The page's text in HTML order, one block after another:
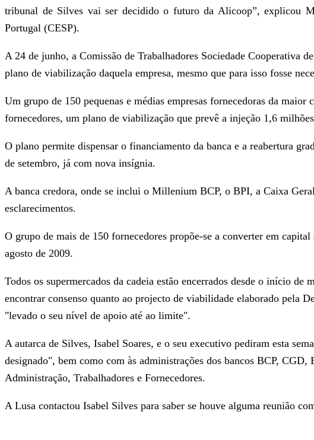
tribunal de Silves vai ser decidido o futuro da Alicoop”, explicou
Portugal (CESP).
A 24 de junho, a Comissão de Trabalhadores Sociedade Cooperativa
plano de viabilização daquela empresa, mesmo que para isso fosse
Um grupo de 150 pequenas e médias empresas fornecedoras da
fornecedores, um plano de viabilização que prevê a injeção 1,6
O plano permite dispensar o financiamento da banca e a reabertura
de setembro, já com nova insígnia.
A banca credora, onde se inclui o Millenium BCP, o BPI, a Caixa
esclarecimentos.
O grupo de mais de 150 fornecedores propõe-se a converter em
agosto de 2009.
Todos os supermercados da cadeia estão encerrados desde o início
encontrar consenso quanto ao projecto de viabilidade elaborado pela
"levado o seu nível de apoio até ao limite".
A autarca de Silves, Isabel Soares, e o seu executivo pediram esta
designado", bem como com às administrações dos bancos BCP,
Administração, Trabalhadores e Fornecedores.
A Lusa contactou Isabel Silves para saber se houve alguma reunião